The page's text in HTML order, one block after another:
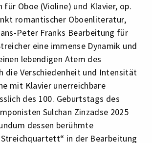
für Oboe (Violine) und Klavier, op.
romantischer Oboenliteratur,
Peter Franks Bearbeitung für
eine immense Dynamik und
lebendigen Atem des
die Verschiedenheit und Intensität
mit Klavier unerreichbare
des 100. Geburtstags des
Sulchan Zinzadse 2025
dessen berühmte
in der Bearbeitung